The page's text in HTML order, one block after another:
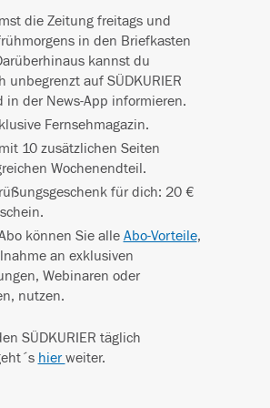
die Zeitung freitags und
in den Briefkasten
kannst du
unbegrenzt auf SÜDKURIER
in der News-App informieren.
Fernsehmagazin.
10 zusätzlichen Seiten
Wochenendteil.
für dich: 20 €
können Sie alle Abo-Vorteile,
an exklusiven
Webinaren oder
nutzen.
SÜDKURIER täglich
hierweiter.